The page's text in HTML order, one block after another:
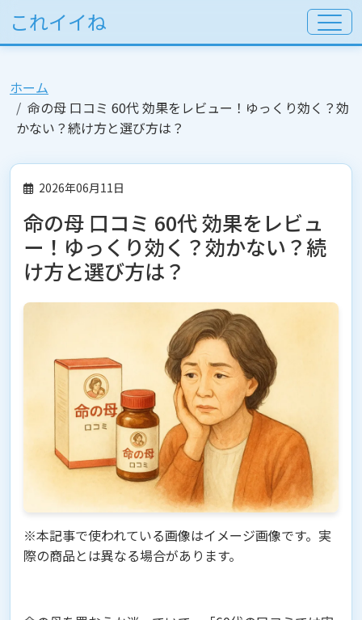
これイイね
ホーム
命の母 口コミ 60代 効果をレビュー！ゆっくり効く？効
かない？続け方と選び方は？
2026年06月11日
命の母 口コミ 60代 効果をレビュ
ー！ゆっくり効く？効かない？続
け方と選び方は？
※本記事で使われている画像はイメージ画像です。実
際の商品とは異なる場合があります。